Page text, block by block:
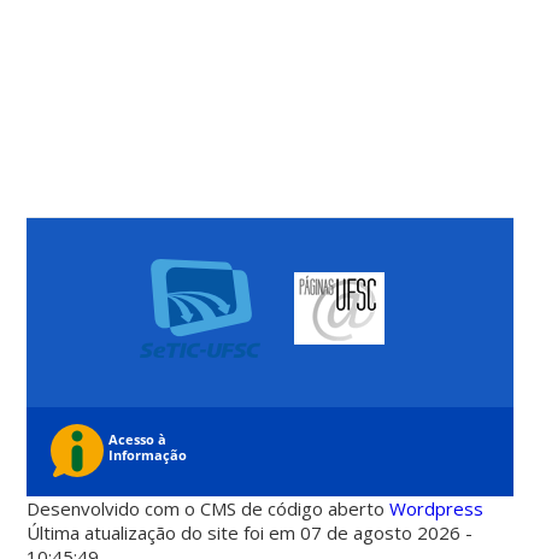
Desenvolvido com o CMS de código abertoWordpress
Última atualização do site foi em 07 de agosto 2026 -